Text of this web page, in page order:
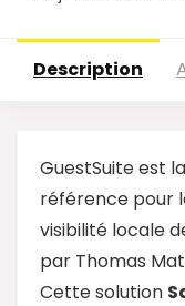
Description
GuestSuite est
référence pour
visibilité locale
par Thomas
Cette solution